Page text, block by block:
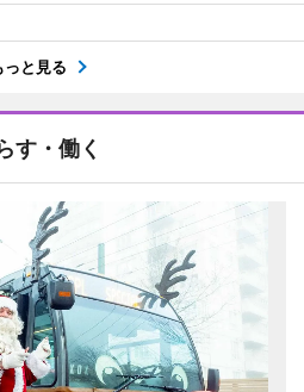
っと見る
す・働く